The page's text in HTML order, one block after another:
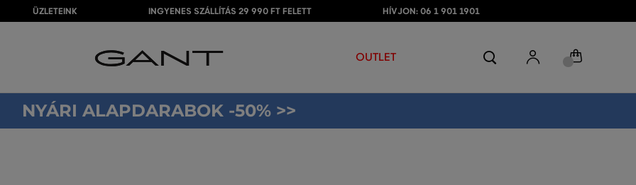
ÜZLETEINK INGYENES SZÁLLÍTÁS 29 990 FT FELETT HÍVJON: 06 1 901 1901
OUTLET
NYÁRI ALAPDARABOK -50% >>